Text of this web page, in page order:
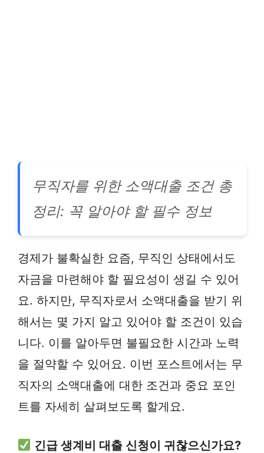
무직자를 위한 소액대출 조건 총
정리: 꼭 알아야 할 필수 정보
경제가 불확실한 요즘, 무직인 상태에서도
자금을 마련해야 할 필요성이 생길 수 있어
요. 하지만, 무직자로서 소액대출을 받기 위
해서는 몇 가지 알고 있어야 할 조건이 있습
니다. 이를 알아두면 불필요한 시간과 노력
을 절약할 수 있어요. 이번 포스트에서는 무
직자의 소액대출에 대한 조건과 중요 포인
트를 자세히 살펴보도록 할게요.
긴급 생계비 대출 신청이 귀찮으신가요?